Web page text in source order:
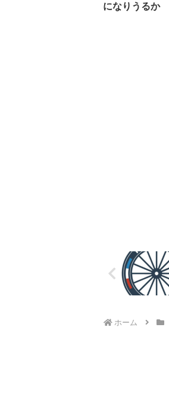
になりうるか
ホーム